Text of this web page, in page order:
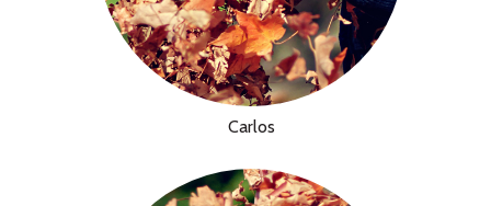
Carlos